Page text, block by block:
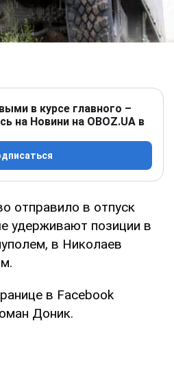
в курсе главного –
на Новини на OBOZ.UA в
отправило в отпуск
удерживают позиции в
в Николаев
в Facebook
Доник.